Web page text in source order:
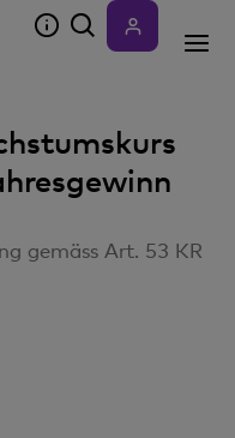
gemäss Art. 53 KR